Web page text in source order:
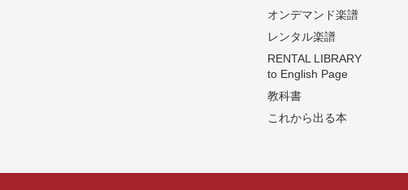
オンデマンド楽譜
レンタル楽譜
RENTAL LIBRARY
to English Page
教科書
これから出る本